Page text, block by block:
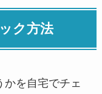
ク方法
を自宅でチェ